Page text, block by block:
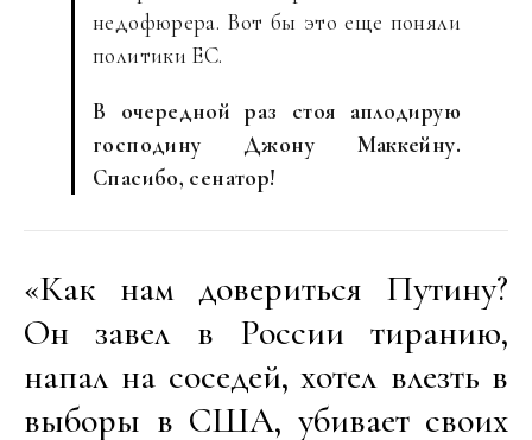
недофюрера. Вот бы это еще поняли
политики ЕС.
В очередной раз стоя аплодирую
господину Джону Маккейну.
Спасибо, сенатор!
«Как нам довериться Путину?
Он завел в России тиранию,
напал на соседей, хотел влезть в
выборы в США, убивает своих